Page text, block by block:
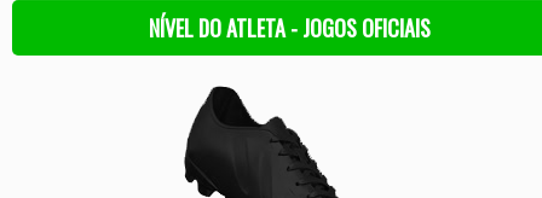
NÍVEL DO ATLETA - JOGOS OFICIAIS